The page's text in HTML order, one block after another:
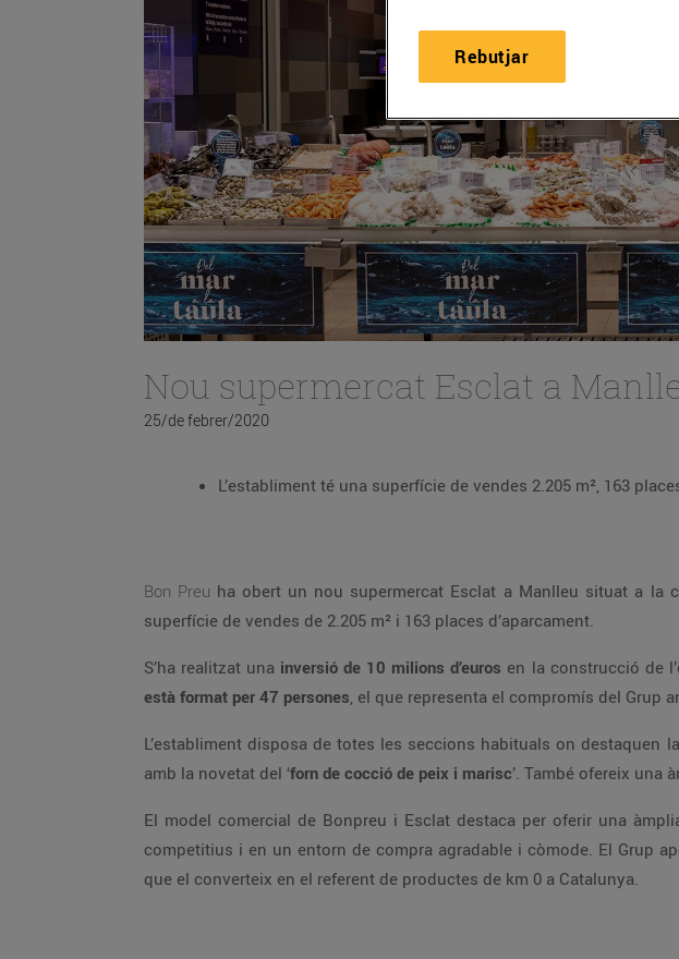
Nou supermercat Esclat a
25/de febrer/2020
Bon Preu ha obert un nou supermercat Esclat a Manlleu situat a la carretera de Roda, s/n, a l’antiga fabrica de Can Brocato. El nou establiment té una
superfície de vendes de 2.205 m² i 163 places d’aparcament.
S’ha realitzat una inversió de 10 milions d’euros
està format per 47 persones
L’establiment disposa de totes les seccions habituals on destaquen la carnisseria, la xarcuteria-formatgeria, la fruiteria i la peixateria i, en aquesta, compta
amb la novetat del ‘
forn de cocció de peix i marisc
El model comercial de Bonpreu i Esclat destaca per oferir una àmplia varietat i qualitat dels productes, una excel·lent atenció al client, amb preus molt
competitius i en un entorn de compra agradable i còmode. El
que el converteix en el referent de productes de km 0 a Catalunya.
Rebutjar